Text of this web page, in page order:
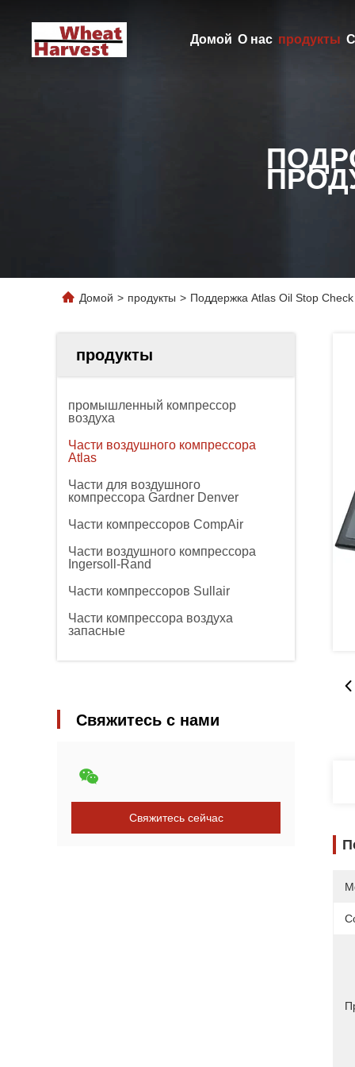
Домой О нас продукты
Домой > продукты > Поддержка Atlas Oil Stop
продукты
промышленный компрессор
воздуха
Части воздушного компрессора
Atlas
Части для воздушного
компрессора Gardner Denver
Части компрессоров CompAir
Части воздушного компрессора
Ingersoll-Rand
Части компрессоров Sullair
Части компрессора воздуха
запасные
Свяжитесь с нами
Свяжитесь сейчас